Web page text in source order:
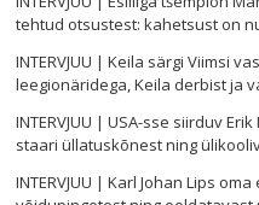
tehtud otsustest: kahetsust on
INTERVJUU | Keila särgi Viimsi
leegionäridega, Keila derbist ja
INTERVJUU | USA-sse siirduv
staari üllatuskõnest ning
INTERVJUU | Karl Johan Lips